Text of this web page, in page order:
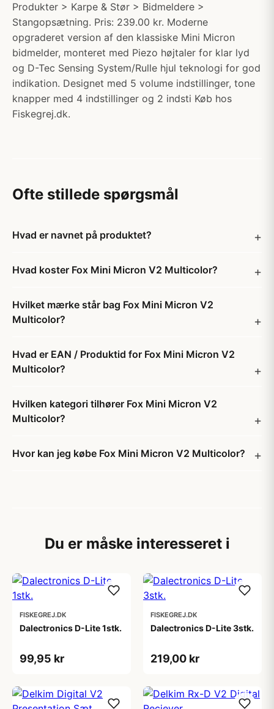
Produkter > Karpe & Stør > Bidmeldere >
Stangopsætning. Pris: 239.00 kr. Moderne
opgraderet version af den klassiske Mini Micron
bidmelder, monteret med Piezo højtaler for klar lyd
og D-Tec Sensing System/Rulle hjul teknologi for god
indikation. Designet med 5 volume indstillinger, tone
knapper med 4 indstillinger og 2 indsti Køb hos
Fiskegrej.dk.
Ofte stillede spørgsmål
Hvad er navnet på produktet?
Hvad koster Fox Mini Micron V2 Multicolor?
Hvilket mærke står bag Fox Mini Micron V2
Multicolor?
Hvad er EAN / Produktid for Fox Mini Micron V2
Multicolor?
Hvilken kategori tilhører Fox Mini Micron V2
Multicolor?
Hvor kan jeg købe Fox Mini Micron V2 Multicolor?
Du er måske interesseret i
FISKEGREJ.DK
Dalectronics D-Lite 1stk.
99,95 kr
FISKEGREJ.DK
Dalectronics D-Lite 3stk.
219,00 kr